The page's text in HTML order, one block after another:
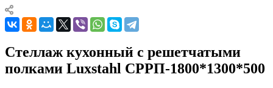
Стеллаж кухонный с решетчатыми
полками Luxstahl СРРП-1800*1300*500